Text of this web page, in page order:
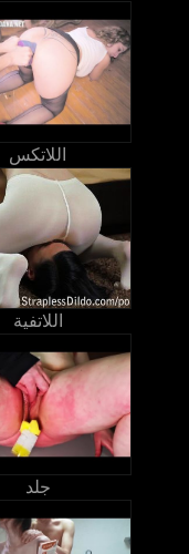
اللاتكس
اللاتفية
جلد